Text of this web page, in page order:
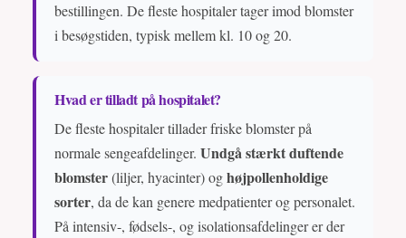
bestillingen. De fleste hospitaler tager imod blomster
i besøgstiden, typisk mellem kl. 10 og 20.
Hvad er tilladt på hospitalet?
De fleste hospitaler tillader friske blomster på
normale sengeafdelinger. Undgå stærkt duftende
blomster(liljer, hyacinter) oghøjpollenholdige
sorter, da de kan genere medpatienter og personalet.
På intensiv-, fødsels-, og isolationsafdelinger er der